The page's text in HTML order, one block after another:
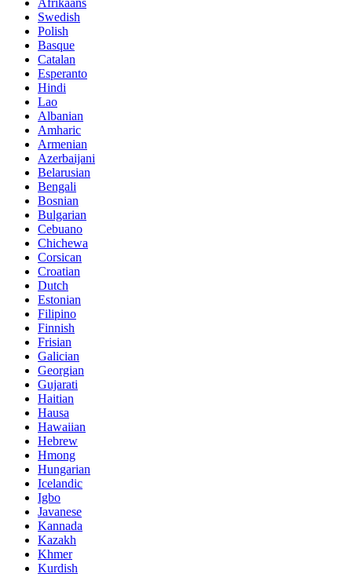
Swedish
Polish
Basque
Catalan
Esperanto
Hindi
Lao
Albanian
Amharic
Armenian
Azerbaijani
Belarusian
Bengali
Bosnian
Bulgarian
Cebuano
Chichewa
Corsican
Croatian
Dutch
Estonian
Filipino
Finnish
Frisian
Galician
Georgian
Gujarati
Haitian
Hausa
Hawaiian
Hebrew
Hmong
Hungarian
Icelandic
Igbo
Javanese
Kannada
Kazakh
Khmer
Kurdish